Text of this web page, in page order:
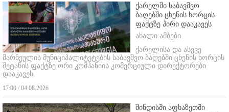
ქარელში საბავშვო
ბაღებში ცხენის ხორცის
ფაქტზე პირი დააკავეს
ახალი ამბები
ქარელისა და ასევე
მარნეულის მუნიციპალიტეტების საბავშვო ბაღებში ცხენის ხორცის
შეტანის ფაქტზე ორი კომპანიის კომერციული დირექტორები
დააკავეს.
17:00 / 04.08.2026
შინდისში აფხაზეთში